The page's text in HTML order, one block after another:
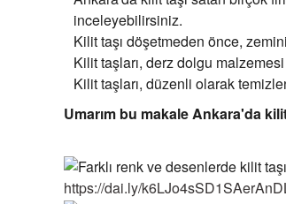
inceleyebilirsiniz.
Kilit taşı döşetmeden önce,
Kilit taşları, derz dolgu
Kilit taşları, düzenli olarak
Umarım bu makale Ankara'da
https://dai.ly/